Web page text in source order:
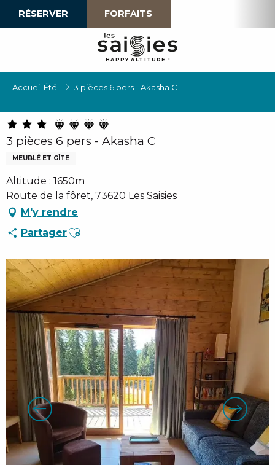
RÉSERVER FORFAITS
HAPPY ALTI TU D E !
Accueil Été 3 pièces 6 pers - Akasha C
3 pièces 6 pers - Akasha C
MEUBLÉ ET GÎTE
Altitude : 1650m
Route de la fôret, 73620 Les Saisies
M'y rendre
PartagerAjouter aux favoris